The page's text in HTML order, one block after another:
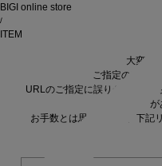
BIGI online store
/
ITEM
大変申
ご指定の商品が
URLのご指定に誤りがあるか
が
お手数とは思いますが、下記